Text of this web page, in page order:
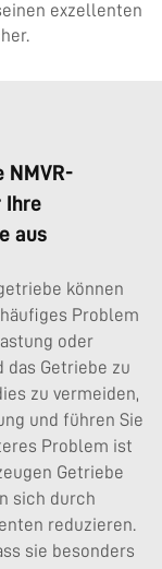
exzellenten
NMVR-
Ihre
aus
können
Problem
oder
Getriebe zu
zu vermeiden,
und führen Sie
Problem ist
Getriebe
sich durch
reduzieren.
sie besonders